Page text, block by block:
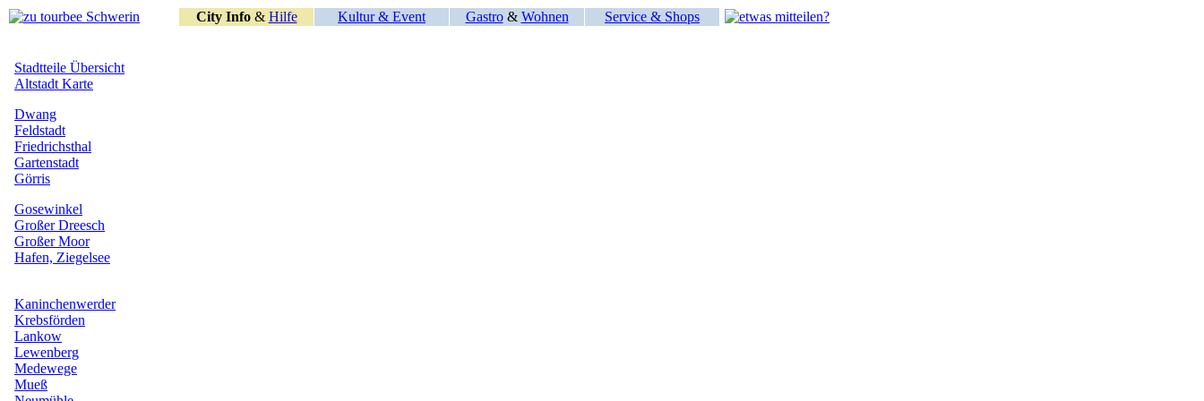
City Info& Hilfe Kultur & Event Gastro& Wohnen Service & Shops